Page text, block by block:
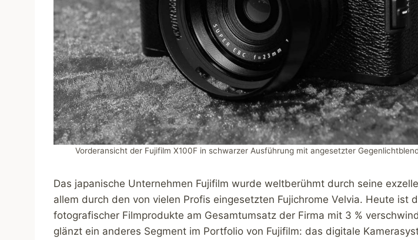
Vorderansicht der Fujifilm X100F in schwarzer Ausführung mit angesetzter
Das japanische Unternehmen Fujifilm wurde weltberühmt durch seine
allem durch den von vielen Profis eingesetzten Fujichrome Velvia. Heute ist
fotografischer Filmprodukte am Gesamtumsatz der Firma mit 3 %
glänzt ein anderes Segment im Portfolio von Fujifilm: das digitale